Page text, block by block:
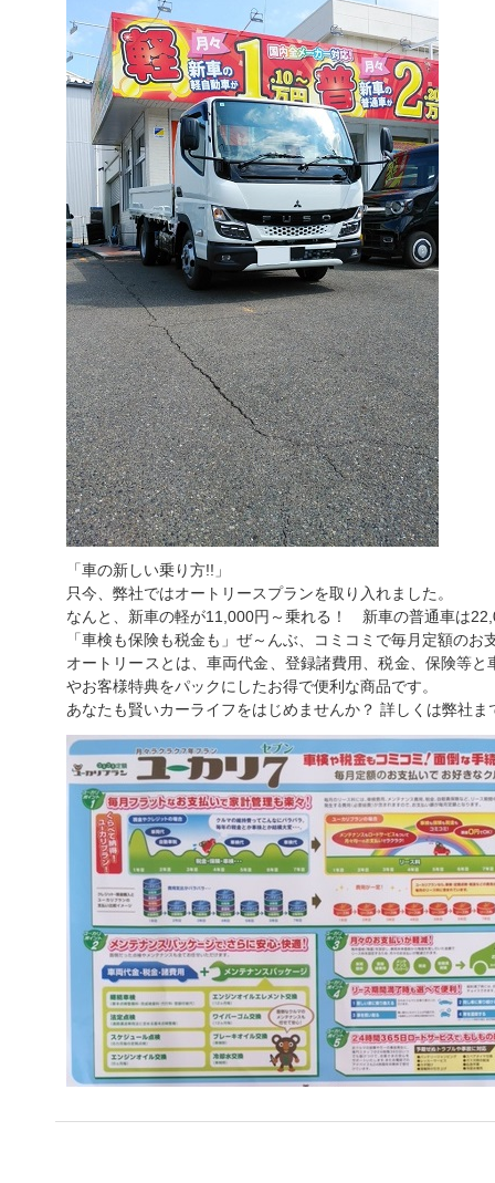
「車の新しい乗り方!!」
只今、弊社ではオートリースプランを取り入れました。
なんと、新車の軽が11,000円～乗れる！ 新車の普通車は
「車検も保険も税金も」ぜ～んぶ、コミコミで毎月定額の
オートリースとは、車両代金、登録諸費用、税金、保険等
やお客様特典をパックにしたお得で便利な商品です。
あなたも賢いカーライフをはじめませんか？ 詳しくは弊社